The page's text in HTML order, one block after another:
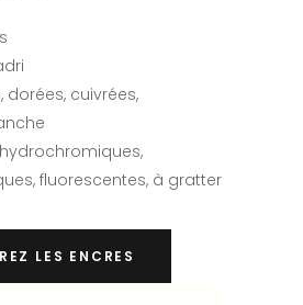
dorées, cuivrées,
fluorescentes, à gratter
LES ENCRES